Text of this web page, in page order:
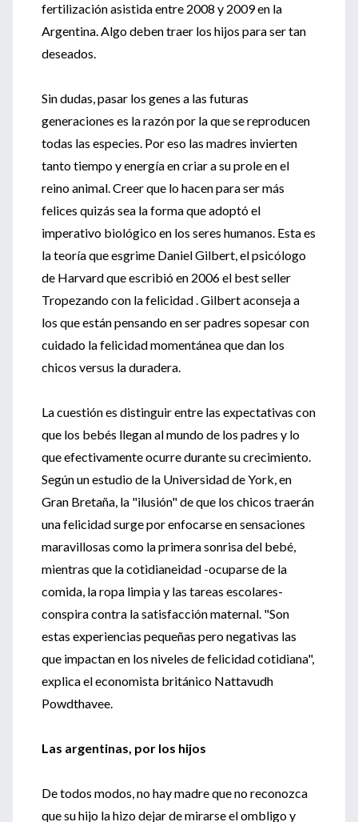
fertilización asistida entre 2008 y 2009 en la
Argentina. Algo deben traer los hijos para ser tan
deseados.
Sin dudas, pasar los genes a las futuras
generaciones es la razón por la que se reproducen
todas las especies. Por eso las madres invierten
tanto tiempo y energía en criar a su prole en el
reino animal. Creer que lo hacen para ser más
felices quizás sea la forma que adoptó el
imperativo biológico en los seres humanos. Esta es
la teoría que esgrime Daniel Gilbert, el psicólogo
de Harvard que escribió en 2006 el best seller
Tropezando con la felicidad . Gilbert aconseja a
los que están pensando en ser padres sopesar con
cuidado la felicidad momentánea que dan los
chicos versus la duradera.
La cuestión es distinguir entre las expectativas con
que los bebés llegan al mundo de los padres y lo
que efectivamente ocurre durante su crecimiento.
Según un estudio de la Universidad de York, en
Gran Bretaña, la "ilusión" de que los chicos traerán
una felicidad surge por enfocarse en sensaciones
maravillosas como la primera sonrisa del bebé,
mientras que la cotidianeidad -ocuparse de la
comida, la ropa limpia y las tareas escolares-
conspira contra la satisfacción maternal. "Son
estas experiencias pequeñas pero negativas las
que impactan en los niveles de felicidad cotidiana",
explica el economista británico Nattavudh
Powdthavee.
Las argentinas, por los hijos
De todos modos, no hay madre que no reconozca
que su hijo la hizo dejar de mirarse el ombligo y